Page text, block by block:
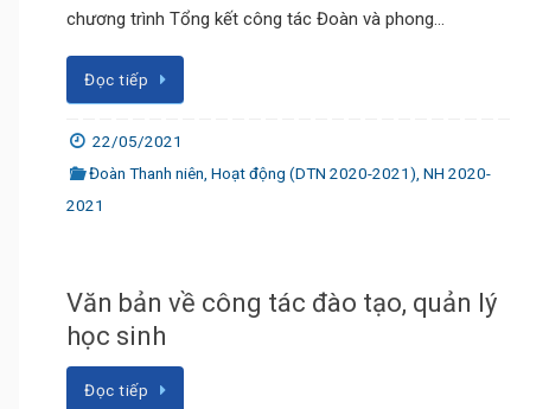
chương trình Tổng kết công tác Đoàn và phong…
Đọc tiếp
22/05/2021
Đoàn Thanh niên,Hoạt động (DTN 2020-2021),NH 2020-
2021
Văn bản về công tác đào tạo, quản lý
học sinh
Đọc tiếp